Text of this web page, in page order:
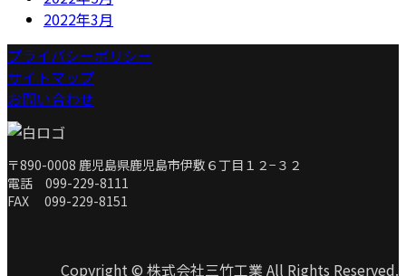
2022年3月
プライバシーポリシー
サイトマップ
お問い合わせ
〒890-0008 鹿児島県鹿児島市伊敷６丁目１２−３２
電話 099-229-8111
FAX 099-229-8151
Copyright © 株式会社三竹工業 All Rights Reserved.